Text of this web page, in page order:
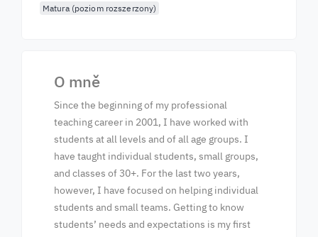
Matura (poziom rozszerzony)
O mně
Since the beginning of my professional
teaching career in 2001, I have worked with
students at all levels and of all age groups. I
have taught individual students, small groups,
and classes of 30+. For the last two years,
however, I have focused on helping individual
students and small teams. Getting to know
students’ needs and expectations is my first